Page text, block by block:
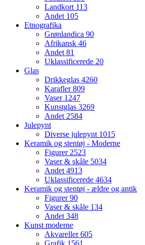
Landkort 113
Andet 105
Etnografika
Grønlandica 90
Afrikansk 46
Andet81
Uklassificerede 20
Glas
Drikkeglas 4260
Karafler809
Vaser 1247
Kunstglas 3269
Andet2584
Julepynt
Diverse julepynt 1015
Keramik og stentøj - Moderne
Figurer2523
Vaser & skåle 5034
Andet4913
Uklassificerede 4634
Keramik og stentøj - ældre og antik
Figurer90
Vaser & skåle 134
Andet348
Kunst moderne
Akvareller605